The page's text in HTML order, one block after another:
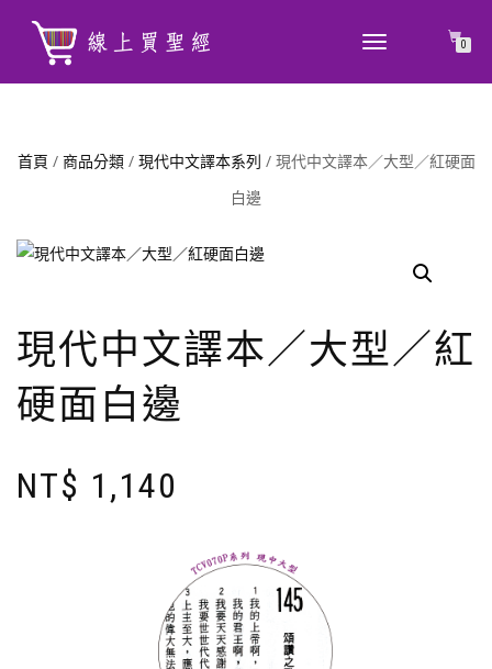
TOGGLE
0
首頁 / 商品分類/ 現代中文譯本系列 / 現代中文譯本／大型／紅硬面
白邊
現代中文譯本／大型／紅
硬面白邊
NT$ 1,140